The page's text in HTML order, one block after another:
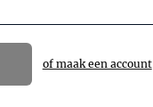
of maak een account